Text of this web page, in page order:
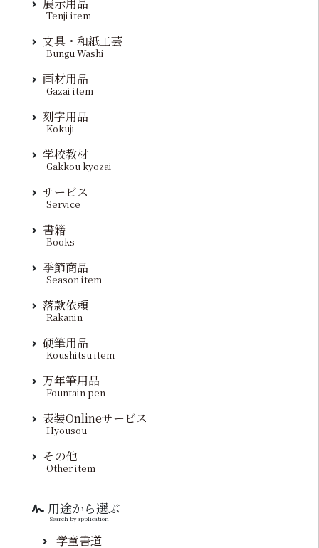
展示用品
Tenji item
文具・和紙工芸
Bungu Washi
画材用品
Gazai item
刻字用品
Kokuji
学校教材
Gakkou kyozai
サービス
Service
書籍
Books
季節商品
Season item
落款依頼
Rakanin
硬筆用品
Koushitsu item
万年筆用品
Fountain pen
表装Onlineサービス
Hyousou
その他
Other item
用途から選ぶ
Search by application
学童書道